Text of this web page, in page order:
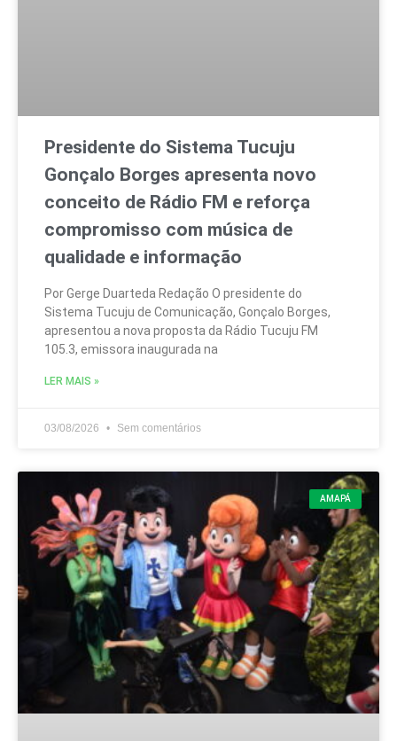
Presidente do Sistema Tucuju
Gonçalo Borges apresenta novo
conceito de Rádio FM e reforça
compromisso com música de
qualidade e informação
Por Gerge Duarteda Redação O presidente do
Sistema Tucuju de Comunicação, Gonçalo Borges,
apresentou a nova proposta da Rádio Tucuju FM
105.3, emissora inaugurada na
LER MAIS »
03/08/2026 Sem comentários
AMAPÁ